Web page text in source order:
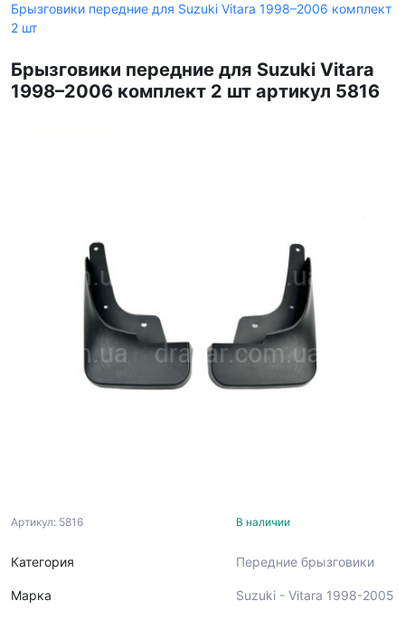
Брызговики передние для Suzuki Vitara 1998–2006 комплект
2 шт
Брызговики передние для Suzuki Vitara
1998–2006 комплект 2 шт артикул 5816
Артикул: 5816
Категория
Марка
В наличии
Передние брызговики
Suzuki - Vitara 1998-2005